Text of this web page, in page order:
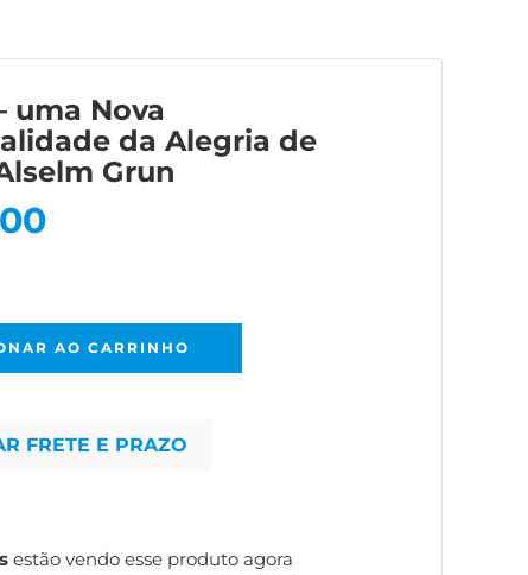
uma Nova
da Alegria de
Grun
AO CARRINHO
FRETE E PRAZO
estão vendo esse produto agora